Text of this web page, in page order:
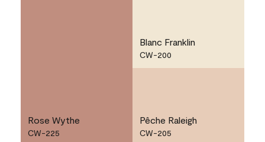
Rose Wythe
CW-225
Blanc Franklin
CW-200
Pêche Raleigh
CW-205